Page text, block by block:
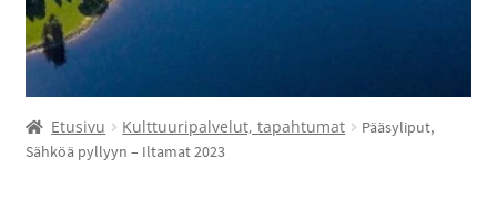
Etusivu Kulttuuripalvelut, tapahtumat
Pääsyliput,
Sähköä pyllyyn – Iltamat 2023